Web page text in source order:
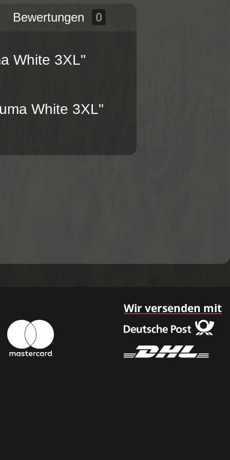
Bewertungen 0
White 3XL"
White 3XL"
Wir versenden mit